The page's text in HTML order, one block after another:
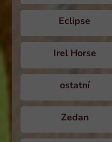
Eclipse
Irel Horse
ostatní
Zedan